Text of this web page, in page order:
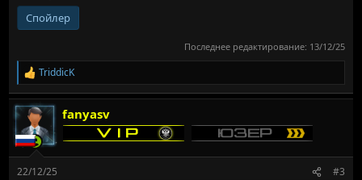
Спойлер
Последнее редактирование: 13/12/25
Р
е
а
к
ц
и
и
:
TriddicK
fanyasv
22/12/25 #3